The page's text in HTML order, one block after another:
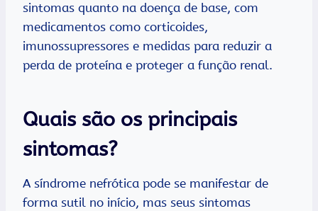
sintomas quanto na doença de base, com
medicamentos como corticoides,
imunossupressores e medidas para reduzir a
perda de proteína e proteger a função renal.
Quais são os principais
sintomas?
A síndrome nefrótica pode se manifestar de
forma sutil no início, mas seus sintomas